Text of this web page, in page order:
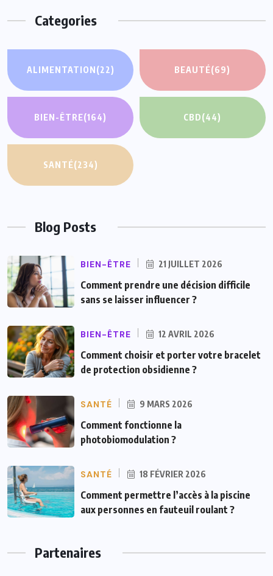
Categories
ALIMENTATION(22) BEAUTÉ(69)
BIEN-ÊTRE(164) CBD(44)
SANTÉ(234)
Blog Posts
BIEN-ÊTRE 21 JUILLET 2026
Comment prendre une décision difficile
sans se laisser influencer ?
BIEN-ÊTRE 12 AVRIL 2026
Comment choisir et porter votre bracelet
de protection obsidienne ?
SANTÉ 9 MARS 2026
Comment fonctionne la
photobiomodulation ?
SANTÉ 18 FÉVRIER 2026
Comment permettre l’accès à la piscine
aux personnes en fauteuil roulant ?
Partenaires